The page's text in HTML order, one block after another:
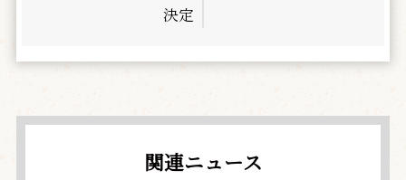
決定
関連ニュース